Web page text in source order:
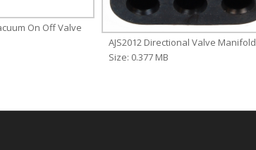
On Off Valve
AJS2012 Directional Valve Manifold
Size: 0.377 MB